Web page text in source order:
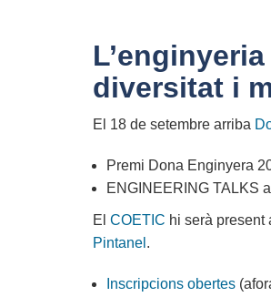
Dona
Enginyera
diversitat i
El 18 de setembre arriba
Premi Dona Enginyera
ENGINEERING TALKS
El COETIC hi serà present
Pintanel .
Inscripcions obertes